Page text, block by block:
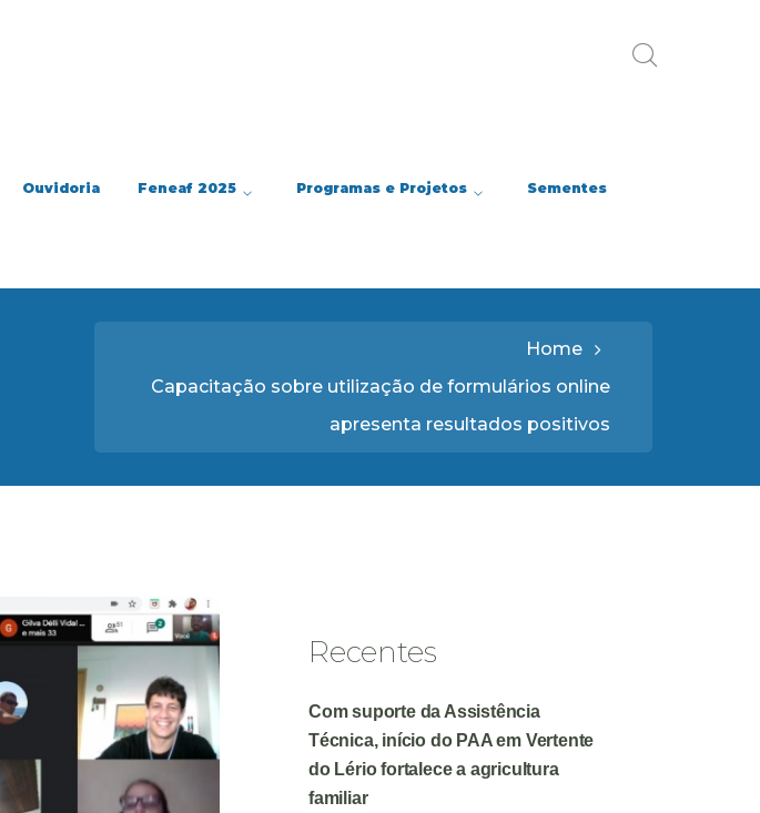
Ouvidoria Feneaf 2025 Programas e Projetos Sementes
Home
Capacitação sobre utilização de formulários online
apresenta resultados positivos
Recentes
Com suporte da Assistência
Técnica, início do PAA em Vertente
do Lério fortalece a agricultura
familiar